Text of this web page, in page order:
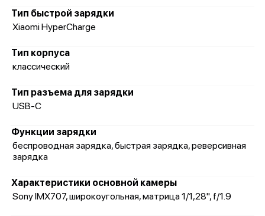
Тип быстрой зарядки
Xiaomi HyperCharge
Тип корпуса
классический
Тип разъема для зарядки
USB-C
Функции зарядки
беспроводная зарядка, быстрая зарядка, реверсивная
зарядка
Характеристики основной камеры
Sony IMX707, широкоугольная, матрица 1/1,28", f/1.9